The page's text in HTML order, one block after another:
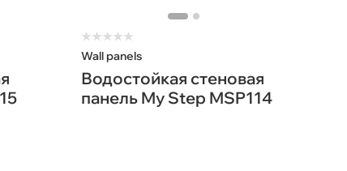
★★★★★
Wall panels
Водостойкая стеновая
панель My Step MSP114